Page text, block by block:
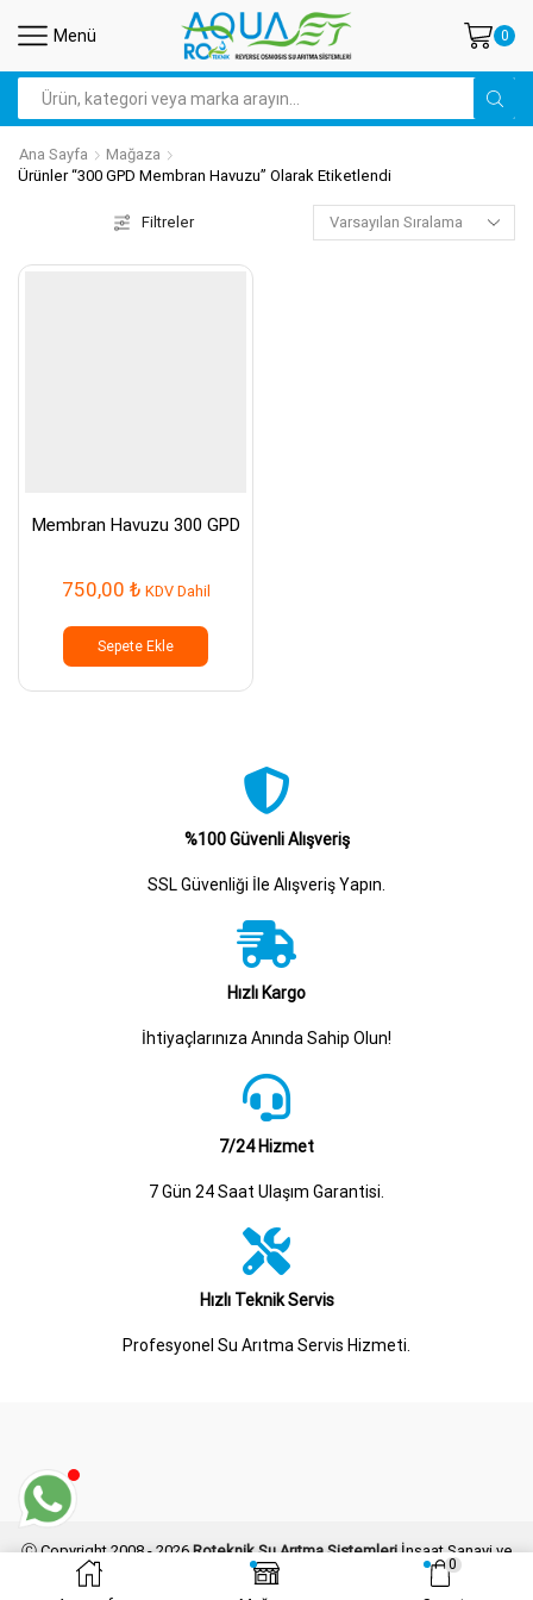
Menü 0
Arama
Ana Sayfa
Mağaza
Ürünler “300 GPD Membran Havuzu” Olarak Etiketlendi
Filtreler
Membran Havuzu 300 GPD
750,00 ₺ KDV Dahil
Sepete Ekle
%100 Güvenli Alışveriş
SSL Güvenliği İle Alışveriş Yapın.
Hızlı Kargo
İhtiyaçlarınıza Anında Sahip Olun!
7/24 Hizmet
7 Gün 24 Saat Ulaşım Garantisi.
Hızlı Teknik Servis
Profesyonel Su Arıtma Servis Hizmeti.
Ⓒ Copyright 2008 - 2026Roteknik Su Arıtma Sistemleriİnşaat Sanayi ve
Ticaret Limited Şirketi Her Hakkı Saklıdır.
0